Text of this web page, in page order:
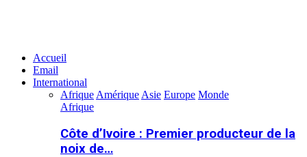
Accueil
Email
International
Afrique Amérique Asie Europe Monde
Afrique
Côte d’Ivoire : Premier producteur de la
noix de…